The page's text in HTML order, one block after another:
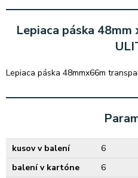
Lepiaca páska
Lepiaca páska 48mmx66m
kusov v balení
6
balení v kartóne
6